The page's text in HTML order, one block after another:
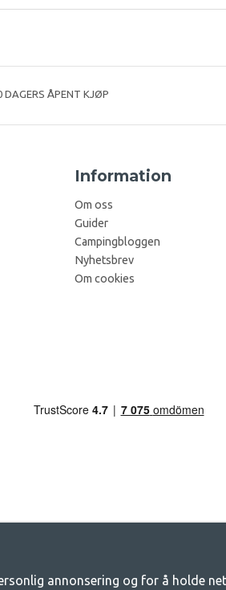
DAGERS ÅPENT KJØP
Information
Om oss
Guider
Campingbloggen
Nyhetsbrev
Om cookies
annonsering og for å holde